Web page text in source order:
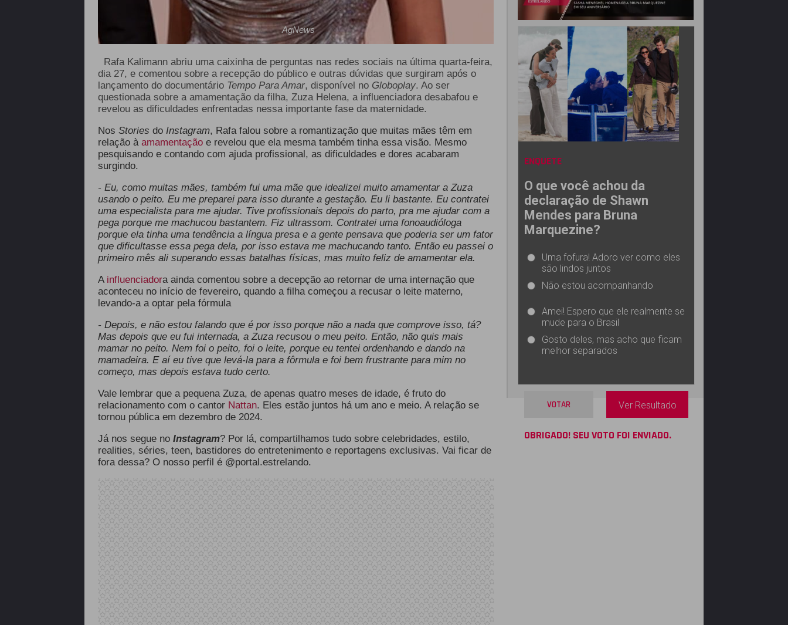
AgNews
Rafa Kalimann abriu uma caixinha de perguntas nas redes sociais na última quarta-feira,
dia 27, e comentou sobre a recepção do público e outras dúvidas que surgiram após o
lançamento do documentário Tempo Para Amar, disponível no Globoplay. Ao ser
questionada sobre a amamentação da filha, Zuza Helena, a influenciadora desabafou e
revelou as dificuldades enfrentadas nessa importante fase da maternidade.
Nos Stories do Instagram, Rafa falou sobre a romantização que muitas mães têm em
relação à amamentaçãoe revelou que ela mesma também tinha essa visão. Mesmo
pesquisando e contando com ajuda profissional, as dificuldades e dores acabaram
surgindo.
- Eu, como muitas mães, também fui uma mãe que idealizei muito amamentar a Zuza
usando o peito. Eu me preparei para isso durante a gestação. Eu li bastante. Eu contratei
uma especialista para me ajudar. Tive profissionais depois do parto, pra me ajudar com a
pega porque me machucou bastantem. Fiz ultrassom. Contratei uma fonoaudióloga
porque ela tinha uma tendência a língua presa e a gente pensava que poderia ser um fator
que dificultasse essa pega dela, por isso estava me machucando tanto. Então eu passei o
primeiro mês ali superando essas batalhas físicas, mas muito feliz de amamentar ela.
Ainfluenciadora ainda comentou sobre a decepção ao retornar de uma internação que
aconteceu no início de fevereiro, quando a filha começou a recusar o leite materno,
levando-a a optar pela fórmula
- Depois, e não estou falando que é por isso porque não a nada que comprove isso, tá?
Mas depois que eu fui internada, a Zuza recusou o meu peito. Então, não quis mais
mamar no peito. Nem foi o peito, foi o leite, porque eu tentei ordenhando e dando na
mamadeira. E aí eu tive que levá-la para a fôrmula e foi bem frustrante para mim no
começo, mas depois estava tudo certo.
Vale lembrar que a pequena Zuza, de apenas quatro meses de idade, é fruto do
relacionamento com o cantor Nattan. Eles estão juntos há um ano e meio. A relação se
tornou pública em dezembro de 2024.
Já nos segue no Instagram? Por lá, compartilhamos tudo sobre celebridades, estilo,
realities, séries, teen, bastidores do entretenimento e reportagens exclusivas. Vai ficar de
fora dessa? O nosso perfil é @portal.estrelando.
ENQUETE
O que você achou da
declaração de Shawn
Mendes para Bruna
Marquezine?
Uma fofura! Adoro ver como eles
são lindos juntos
Não estou acompanhando
Amei! Espero que ele realmente se
mude para o Brasil
Gosto deles, mas acho que ficam
melhor separados
VOTAR Ver Resultado
OBRIGADO! SEU VOTO FOI ENVIADO.